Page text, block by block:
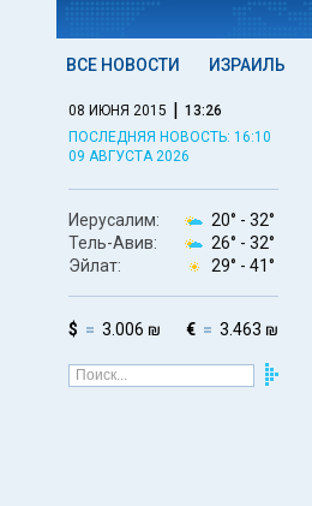
ВСЕ НОВОСТИ ИЗРАИЛЬ
08 ИЮНЯ 2015 | 13:26
ПОСЛЕДНЯЯ НОВОСТЬ: 16:10
09 АВГУСТА 2026
Иерусалим: 20° - 32°
Тель-Авив:
26° - 32°
Эйлат:
29° - 41°
$ 3.006 ₪ € 3.463 ₪